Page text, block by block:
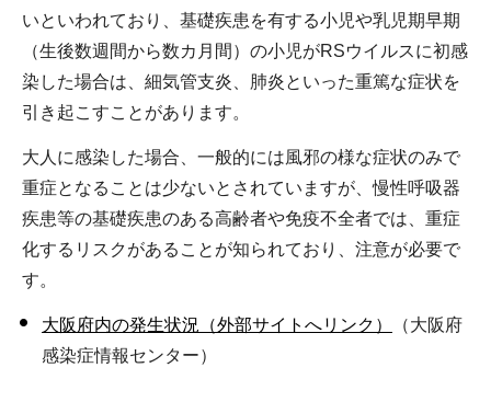
いといわれており、基礎疾患を有する小児や乳児期早期
（生後数週間から数カ月間）の小児がRSウイルスに初感
染した場合は、細気管支炎、肺炎といった重篤な症状を
引き起こすことがあります。
大人に感染した場合、一般的には風邪の様な症状のみで
重症となることは少ないとされていますが、慢性呼吸器
疾患等の基礎疾患のある高齢者や免疫不全者では、重症
化するリスクがあることが知られており、注意が必要で
す。
大阪府内の発生状況（外部サイトへリンク）
（大阪府
感染症情報センター）